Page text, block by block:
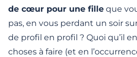
de cœur pour une fille que
pas, en vous perdant un soir
de profil en profil ? Quoi qu’il
choses à faire (et en